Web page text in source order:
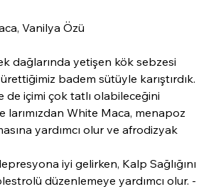
Vanilya Özü
dağlarında yetişen kök sebzesi
badem sütüyle karıştırdık.
de içimi çok tatlı olabileceğini
larımızdan White Maca, menapoz
yardımcı olur ve afrodizyak
iyi gelirken, Kalp Sağlığını
düzenlemeye yardımcı olur. -